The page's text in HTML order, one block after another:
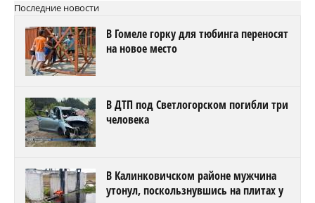
Последние новости
В Гомеле горку для тюбинга переносят
на новое место
В ДТП под Светлогорском погибли три
человека
В Калинковичском районе мужчина
утонул, поскользнувшись на плитах у